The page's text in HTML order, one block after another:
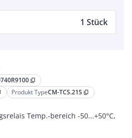
content_copy
Produkt TypeCM-TCS.21S content_copy
Temp.-bereich -50...+50°C,
1 Stück